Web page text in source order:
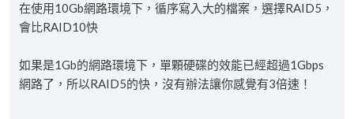
在使用10Gb網路環境下，循序寫入大的檔案，選擇RAID5，
會比RAID10快
如果是1Gb的網路環境下，單顆硬碟的效能已經超過1Gbps
網路了，所以RAID5的快，沒有辦法讓你感覺有3倍速！